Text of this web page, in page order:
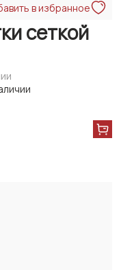
в избранное
сеткой